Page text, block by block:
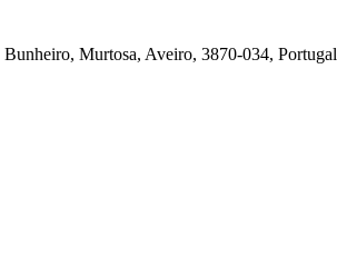
Murtosa, Aveiro, 3870-034, Portugal